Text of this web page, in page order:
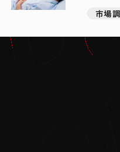
市場